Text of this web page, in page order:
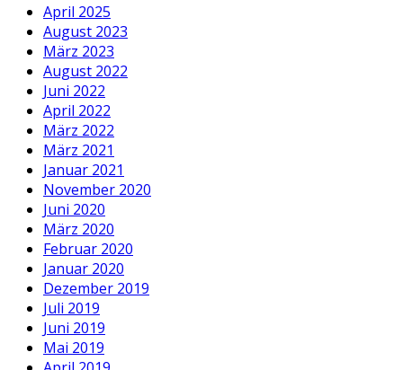
April 2025
August 2023
März 2023
August 2022
Juni 2022
April 2022
März 2022
März 2021
Januar 2021
November 2020
Juni 2020
März 2020
Februar 2020
Januar 2020
Dezember 2019
Juli 2019
Juni 2019
Mai 2019